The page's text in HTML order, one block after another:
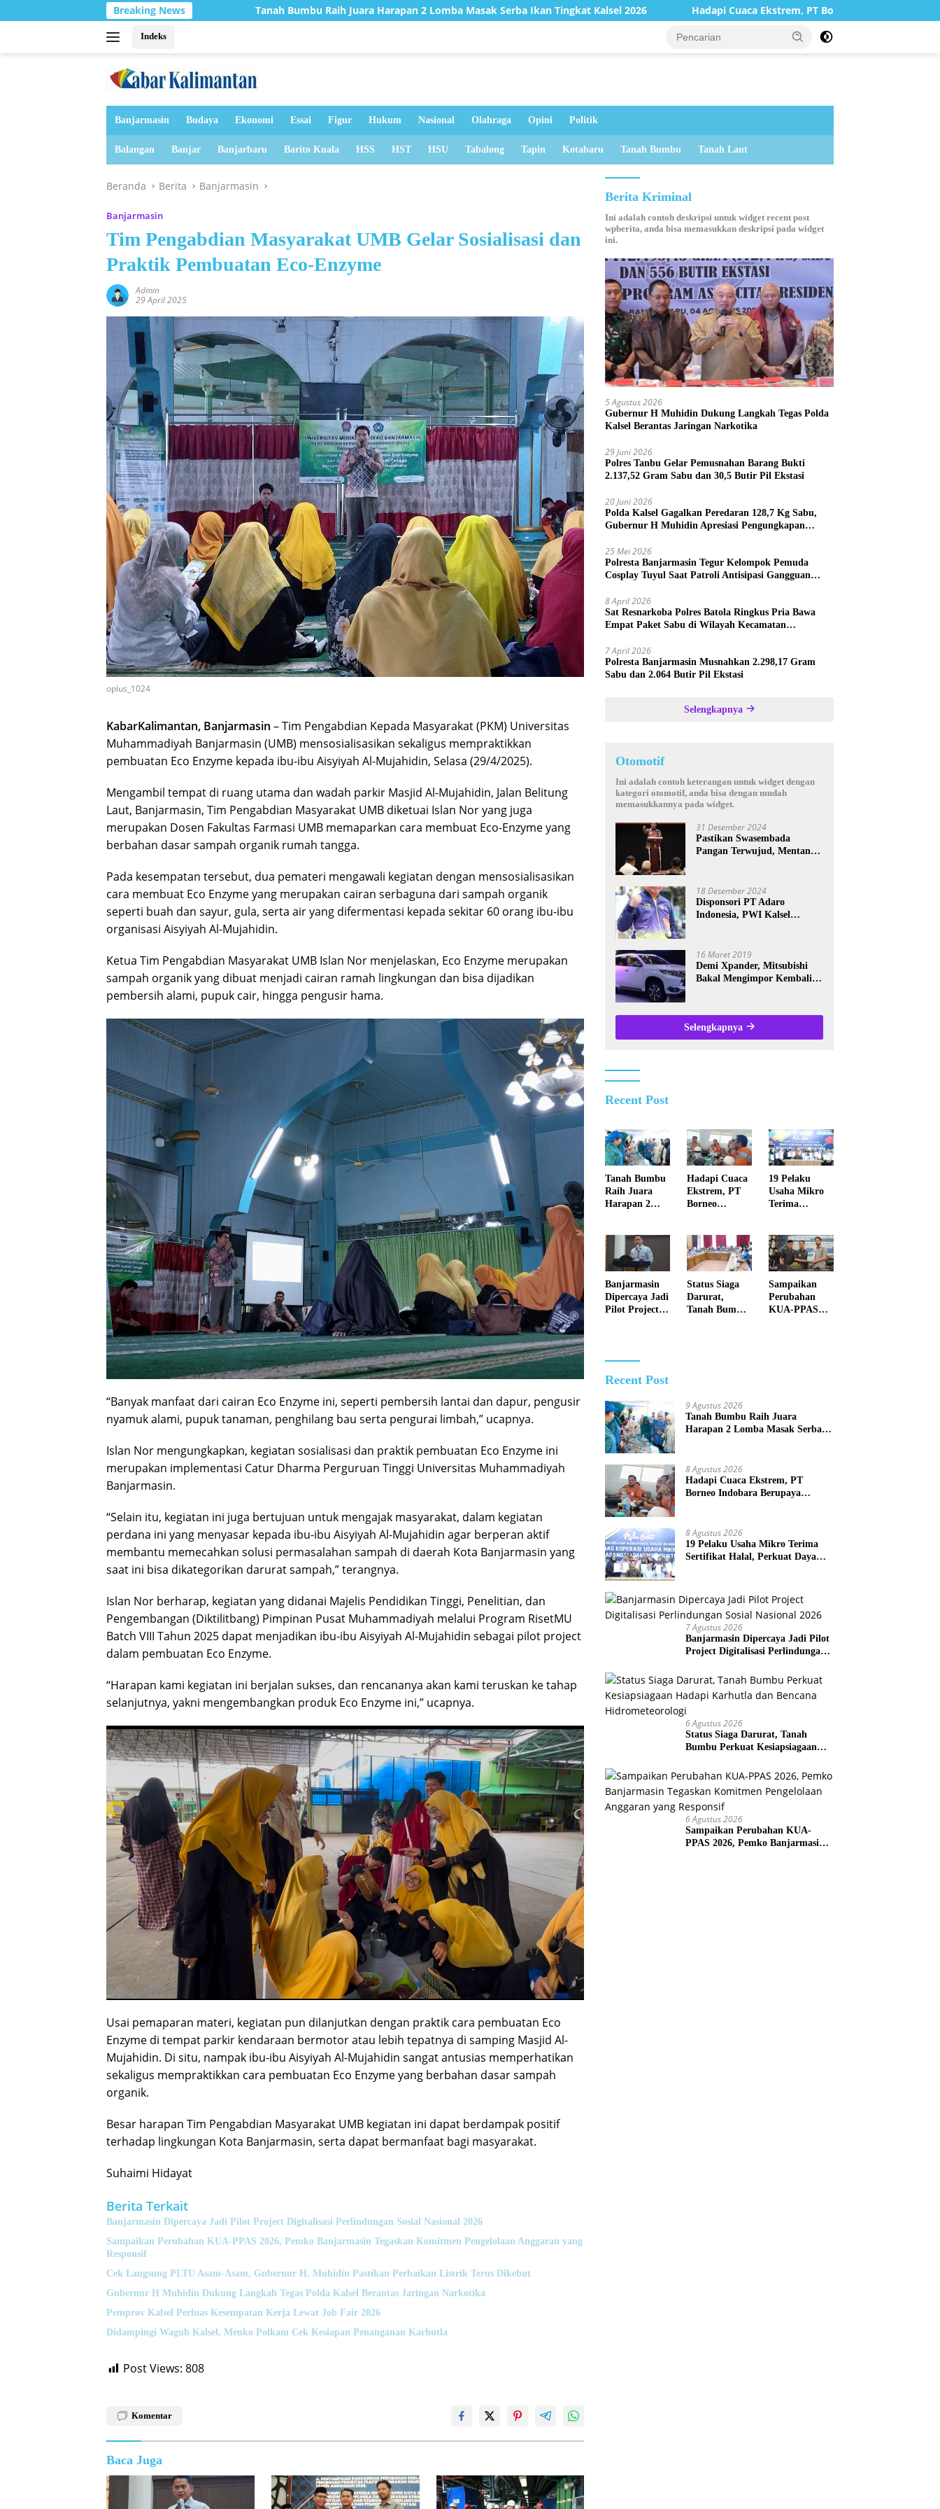
ke
Breaking News
Tanah Bumbu Raih Juara Harapan 2 Lomba Masak Serba Ikan Tingkat Kalsel 2026 Hadapi Cuaca Ekstrem, PT Borneo Indobara Berupaya Maksimal Meminimalisir
Indeks
Banjarmasin Budaya Ekonomi Essai Figur Hukum Nasional Olahraga Opini Politik
Balangan Banjar Banjarbaru Barito Kuala HSS HST HSU Tabalong Tapin Kotabaru Tanah Bumbu Tanah Laut
Beranda Berita Banjarmasin
Banjarmasin
Tim Pengabdian Masyarakat UMB Gelar Sosialisasi dan
Praktik Pembuatan Eco-Enzyme
Admin
29 April 2025
oplus_1024
KabarKalimantan, Banjarmasin – Tim Pengabdian Kepada Masyarakat (PKM) Universitas
Muhammadiyah Banjarmasin (UMB) mensosialisasikan sekaligus mempraktikkan
pembuatan Eco Enzyme kepada ibu-ibu Aisyiyah Al-Mujahidin, Selasa (29/4/2025).
Mengambil tempat di ruang utama dan wadah parkir Masjid Al-Mujahidin, Jalan Belitung
Laut, Banjarmasin, Tim Pengabdian Masyarakat UMB diketuai Islan Nor yang juga
merupakan Dosen Fakultas Farmasi UMB memaparkan cara membuat Eco-Enzyme yang
berbahan dasar sampah organik rumah tangga.
Pada kesempatan tersebut, dua pemateri mengawali kegiatan dengan mensosialisasikan
cara membuat Eco Enzyme yang merupakan cairan serbaguna dari sampah organik
seperti buah dan sayur, gula, serta air yang difermentasi kepada sekitar 60 orang ibu-ibu
organisasi Aisyiyah Al-Mujahidin.
Ketua Tim Pengabdian Masyarakat UMB Islan Nor menjelaskan, Eco Enzyme merupakan
sampah organik yang dibuat menjadi cairan ramah lingkungan dan bisa dijadikan
pembersih alami, pupuk cair, hingga pengusir hama.
“Banyak manfaat dari cairan Eco Enzyme ini, seperti pembersih lantai dan dapur, pengusir
nyamuk alami, pupuk tanaman, penghilang bau serta pengurai limbah,” ucapnya.
Islan Nor mengungkapkan, kegiatan sosialisasi dan praktik pembuatan Eco Enzyme ini
merupakan implementasi Catur Dharma Perguruan Tinggi Universitas Muhammadiyah
Banjarmasin.
“Selain itu, kegiatan ini juga bertujuan untuk mengajak masyarakat, dalam kegiatan
perdana ini yang menyasar kepada ibu-ibu Aisyiyah Al-Mujahidin agar berperan aktif
membantu memecahkan solusi permasalahan sampah di daerah Kota Banjarmasin yang
saat ini bisa dikategorikan darurat sampah,” terangnya.
Islan Nor berharap, kegiatan yang didanai Majelis Pendidikan Tinggi, Penelitian, dan
Pengembangan (Diktilitbang) Pimpinan Pusat Muhammadiyah melalui Program RisetMU
Batch VIII Tahun 2025 dapat menjadikan ibu-ibu Aisyiyah Al-Mujahidin sebagai pilot project
dalam pembuatan Eco Enzyme.
“Harapan kami kegiatan ini berjalan sukses, dan rencananya akan kami teruskan ke tahap
selanjutnya, yakni mengembangkan produk Eco Enzyme ini,” ucapnya.
Usai pemaparan materi, kegiatan pun dilanjutkan dengan praktik cara pembuatan Eco
Enzyme di tempat parkir kendaraan bermotor atau lebih tepatnya di samping Masjid Al-
Mujahidin. Di situ, nampak ibu-ibu Aisyiyah Al-Mujahidin sangat antusias memperhatikan
sekaligus mempraktikkan cara pembuatan Eco Enzyme yang berbahan dasar sampah
organik.
Besar harapan Tim Pengabdian Masyarakat UMB kegiatan ini dapat berdampak positif
terhadap lingkungan Kota Banjarmasin, serta dapat bermanfaat bagi masyarakat.
Suhaimi Hidayat
Berita Terkait
Banjarmasin Dipercaya Jadi Pilot Project Digitalisasi Perlindungan Sosial Nasional 2026
Sampaikan Perubahan KUA-PPAS 2026, Pemko Banjarmasin Tegaskan Komitmen Pengelolaan Anggaran yang
Responsif
Cek Langsung PLTU Asam-Asam, Gubernur H. Muhidin Pastikan Perbaikan Listrik Terus Dikebut
Gubernur H Muhidin Dukung Langkah Tegas Polda Kalsel Berantas Jaringan Narkotika
Pemprov Kalsel Perluas Kesempatan Kerja Lewat Job Fair 2026
Didampingi Wagub Kalsel, Menko Polkam Cek Kesiapan Penanganan Karhutla
Post Views: 808
Komentar
Baca Juga
Berita Kriminal
Ini adalah contoh deskripsi untuk widget recent post
wpberita, anda bisa memasukkan deskripsi pada widget
ini.
5 Agustus 2026
Gubernur H Muhidin Dukung Langkah Tegas Polda
Kalsel Berantas Jaringan Narkotika
29 Juni 2026
Polres Tanbu Gelar Pemusnahan Barang Bukti
2.137,52 Gram Sabu dan 30,5 Butir Pil Ekstasi
20 Juni 2026
Polda Kalsel Gagalkan Peredaran 128,7 Kg Sabu,
Gubernur H Muhidin Apresiasi Pengungkapan
25 Mei 2026
Polresta Banjarmasin Tegur Kelompok Pemuda
Cosplay Tuyul Saat Patroli Antisipasi Gangguan
8 April 2026
Sat Resnarkoba Polres Batola Ringkus Pria Bawa
Empat Paket Sabu di Wilayah Kecamatan
7 April 2026
Polresta Banjarmasin Musnahkan 2.298,17 Gram
Sabu dan 2.064 Butir Pil Ekstasi
Selengkapnya
Otomotif
Ini adalah contoh keterangan untuk widget dengan
kategori otomotif, anda bisa dengan mudah
memasukkannya pada widget.
31 Desember 2024
Pastikan Swasembada
Pangan Terwujud, Mentan
18 Desember 2024
Disponsori PT Adaro
Indonesia, PWI Kalsel
Kalsel
16 Maret 2019
Demi Xpander, Mitsubishi
Bakal Mengimpor Kembali
Selengkapnya
Recent Post
Tanah Bumbu
Raih Juara
Harapan 2
Tingkat Kalsel
2026
Hadapi Cuaca
Ekstrem, PT
Borneo
Maksimal
Meminimalisir
Debu dan
Perketat
Penyiraman
Air di
19 Pelaku
Usaha Mikro
Terima
Daya Saing
Produk Lokal
Banjarmasin
Dipercaya Jadi
Pilot Project
2026
Status Siaga
Darurat,
Tanah Bumbu
Sampaikan
Perubahan
KUA-PPAS
Recent Post
9 Agustus 2026
Tanah Bumbu Raih Juara
Harapan 2 Lomba Masak Serba
8 Agustus 2026
Hadapi Cuaca Ekstrem, PT
Borneo Indobara Berupaya
Sejumlah Titik Rawan Polusi
8 Agustus 2026
19 Pelaku Usaha Mikro Terima
Sertifikat Halal, Perkuat Daya
7 Agustus 2026
Banjarmasin Dipercaya Jadi Pilot
Project Digitalisasi Perlindungan
6 Agustus 2026
Status Siaga Darurat, Tanah
Bumbu Perkuat Kesiapsiagaan
Hidrometeorologi
6 Agustus 2026
Sampaikan Perubahan KUA-
PPAS 2026, Pemko Banjarmasin